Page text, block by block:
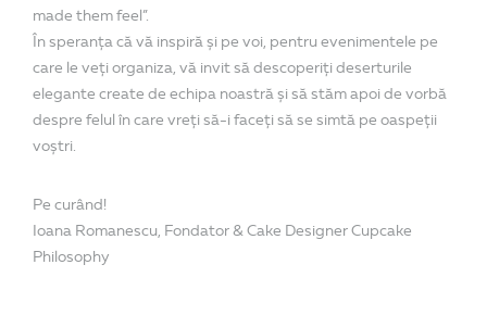
made them feel”.
În speranța că vă inspiră și pe voi, pentru evenimentele pe
care le veți organiza, vă invit să descoperiți deserturile
elegante create de echipa noastră și să stăm apoi de vorbă
despre felul în care vreți să-i faceți să se simtă pe oaspeții
voștri.
Pe curând!
Ioana Romanescu, Fondator & Cake Designer Cupcake
Philosophy